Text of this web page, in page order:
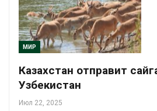
МИР
Казахстан отправит
Узбекистан
Июл 22, 2025